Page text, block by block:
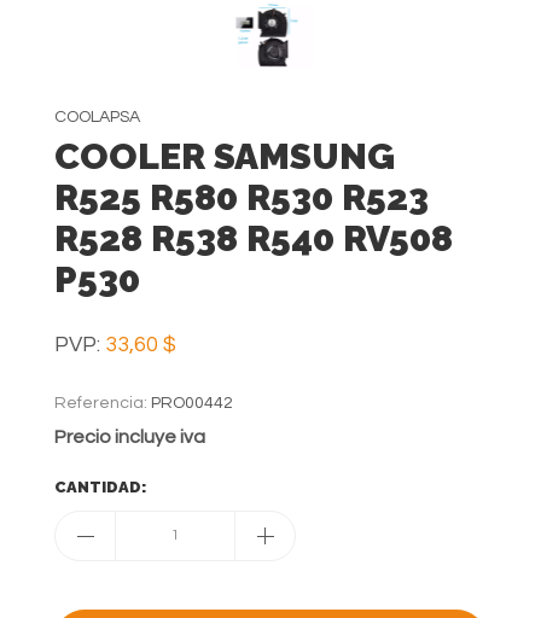
COOLAPSA
COOLER SAMSUNG
R525 R580 R530 R523
R528 R538 R540 RV508
P530
PVP: 33,60 $
Referencia: PRO00442
Precio incluye iva
CANTIDAD:
1